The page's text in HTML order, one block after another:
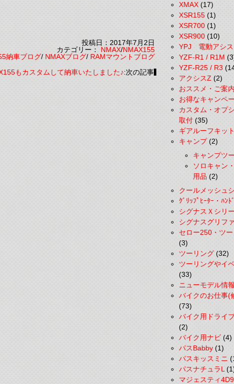
投稿日：2017年7月2日
カテゴリー：NMAX/NMAX155
納車ブログ/NMAXブログ/RAMマウントブログ
もカスタムして納車いたしました♪:次の記事
XMAX(17)
XSR155(1)
XSR700(1)
XSR900(10)
YPJ 電動アシ
YZF-R1 / R1M
YZF-R25 / R3
アクシスZ(2)
おススメ・ご案
お得なキャンペ
カスタム・オプ
取付(35)
ギアルーフキット
キャンプ(2)
キャンプツ
ソロキャン
用品(2)
クールメッシュ
ｸﾞﾘｯﾌﾟﾋｰﾀｰ・ﾊﾝﾄ
シグナスＸシリ
シグナスグリフ
セロー250・ツ
(3)
ツーリング(32)
ツーリングやイ
(33)
ニューモデル情報
バイクのお仕事(
(73)
バイク用ドライ
(2)
バイク用ナビ(4)
パスBabby(1)
パスキッスミニ
パスナチュラL
マジェスティ4D9